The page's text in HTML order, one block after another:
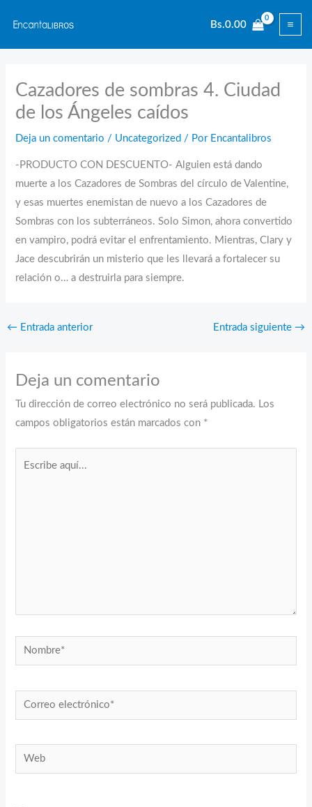
contenido
Bs.0.00
Cazadores de sombras 4. Ciudad
de los Ángeles caídos
Deja un comentario / Uncategorized / Por Encantalibros
-PRODUCTO CON DESCUENTO- Alguien está dando
muerte a los Cazadores de Sombras del círculo de Valentine,
y esas muertes enemistan de nuevo a los Cazadores de
Sombras con los subterráneos. Solo Simon, ahora convertido
en vampiro, podrá evitar el enfrentamiento. Mientras, Clary y
Jace descubrirán un misterio que les llevará a fortalecer su
relación o… a destruirla para siempre.
← Entrada anterior Entrada siguiente →
Deja un comentario
Tu dirección de correo electrónico no será publicada. Los
campos obligatorios están marcados con *
Nombre*
Correo
electrónico*
Web